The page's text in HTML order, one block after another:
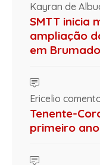
Kayran de
SMTT inicia
ampliação
em Brumado
Ericelio
Tenente-
primeiro ano